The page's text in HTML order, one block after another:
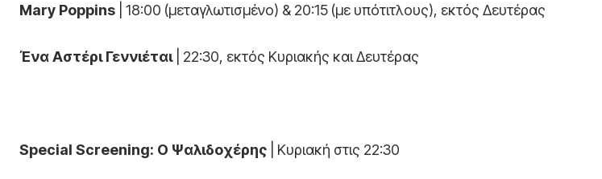
Mary Poppins | 18:00 (μεταγλωτισμένο) & 20:15 (με υπότιτλους), εκτός Δευτέρας
Ένα Αστέρι Γεννιέται | 22:30, εκτός Κυριακής και Δευτέρας
Special Screening: Ο Ψαλιδοχέρης | Κυριακή στις 22:30